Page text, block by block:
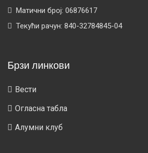
Матични број: 06876617
Текући рачун: 840-32784845-04
Брзи линкови
Вести
Огласна табла
Алумни клуб